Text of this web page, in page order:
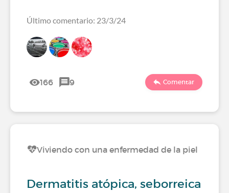
Último comentario: 23/3/24
166 9 Comentar
Viviendo con una enfermedad de la piel
Dermatitis atópica, seborreica